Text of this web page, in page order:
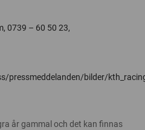
0739 – 60 50 23,
pressmeddelanden/bilder/
år gammal och det kan finnas